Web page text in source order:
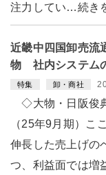
注力してい…続き
近畿中四国卸売流
物 社内システム
特集 卸・商社
◇大物・日阪俊
（25年9月期）こ
伸長した売上げの
つ、利益面では増